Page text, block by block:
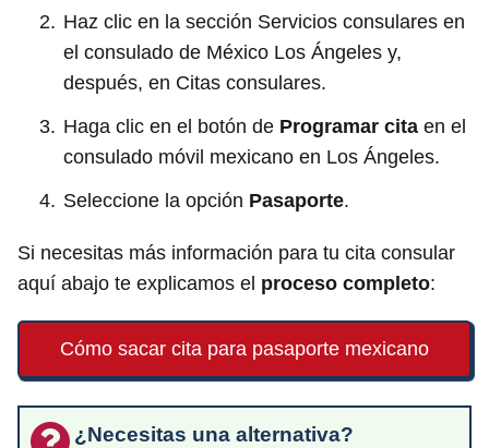
Haz clic en la sección Servicios consulares en
el consulado de México Los Ángeles y,
después, en Citas consulares.
Haga clic en el botón de Programar cita en el
consulado móvil mexicano en Los Ángeles.
Seleccione la opción Pasaporte.
Si necesitas más información para tu cita consular
aquí abajo te explicamos el proceso completo:
Cómo sacar cita para pasaporte mexicano
¿Necesitas una alternativa?